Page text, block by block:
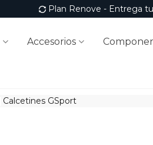
Plan Renove - Entrega
Accesorios